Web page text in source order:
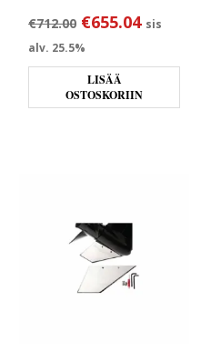
€712.00 Alkuperäinen
€655.04 sis
alv. 25.5%
LISÄÄ
OSTOSKORIIN